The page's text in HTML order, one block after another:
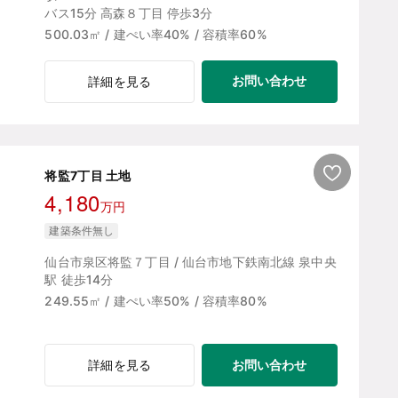
バス15分 高森８丁目 停歩3分
500.03㎡ / 建ぺい率40% / 容積率60%
詳細を見る お問い合わせ
将監7丁目 土地
4,180万円
建築条件無し
仙台市泉区将監７丁目 / 仙台市地下鉄南北線 泉中央
駅 徒歩14分
249.55㎡ / 建ぺい率50% / 容積率80%
詳細を見る お問い合わせ